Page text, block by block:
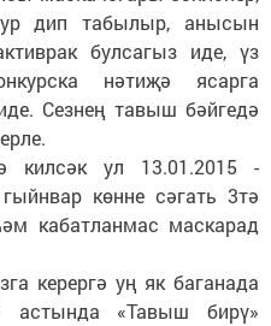
дип табылыр, анысын
булсагыз иде, үз
нәтиҗә ясарга
Сезнең тавыш бәйгедә
килсәк ул 13.01.2015 -
көнне сәгать 3тә
кабатланмас маскарад
керергә уң як баганада
астында «Тавыш бирү»